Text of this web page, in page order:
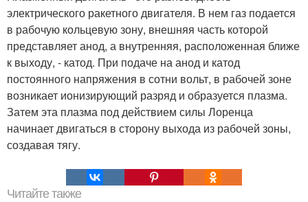
электрического ракетного двигателя. В нем газ подается
в рабочую кольцевую зону, внешняя часть которой
представляет анод, а внутренняя, расположенная ближе
к выходу, - катод. При подаче на анод и катод
постоянного напряжения в сотни вольт, в рабочей зоне
возникает ионизирующий разряд и образуется плазма.
Затем эта плазма под действием силы Лоренца
начинает двигаться в сторону выхода из рабочей зоны,
создавая тягу.
Читайте также